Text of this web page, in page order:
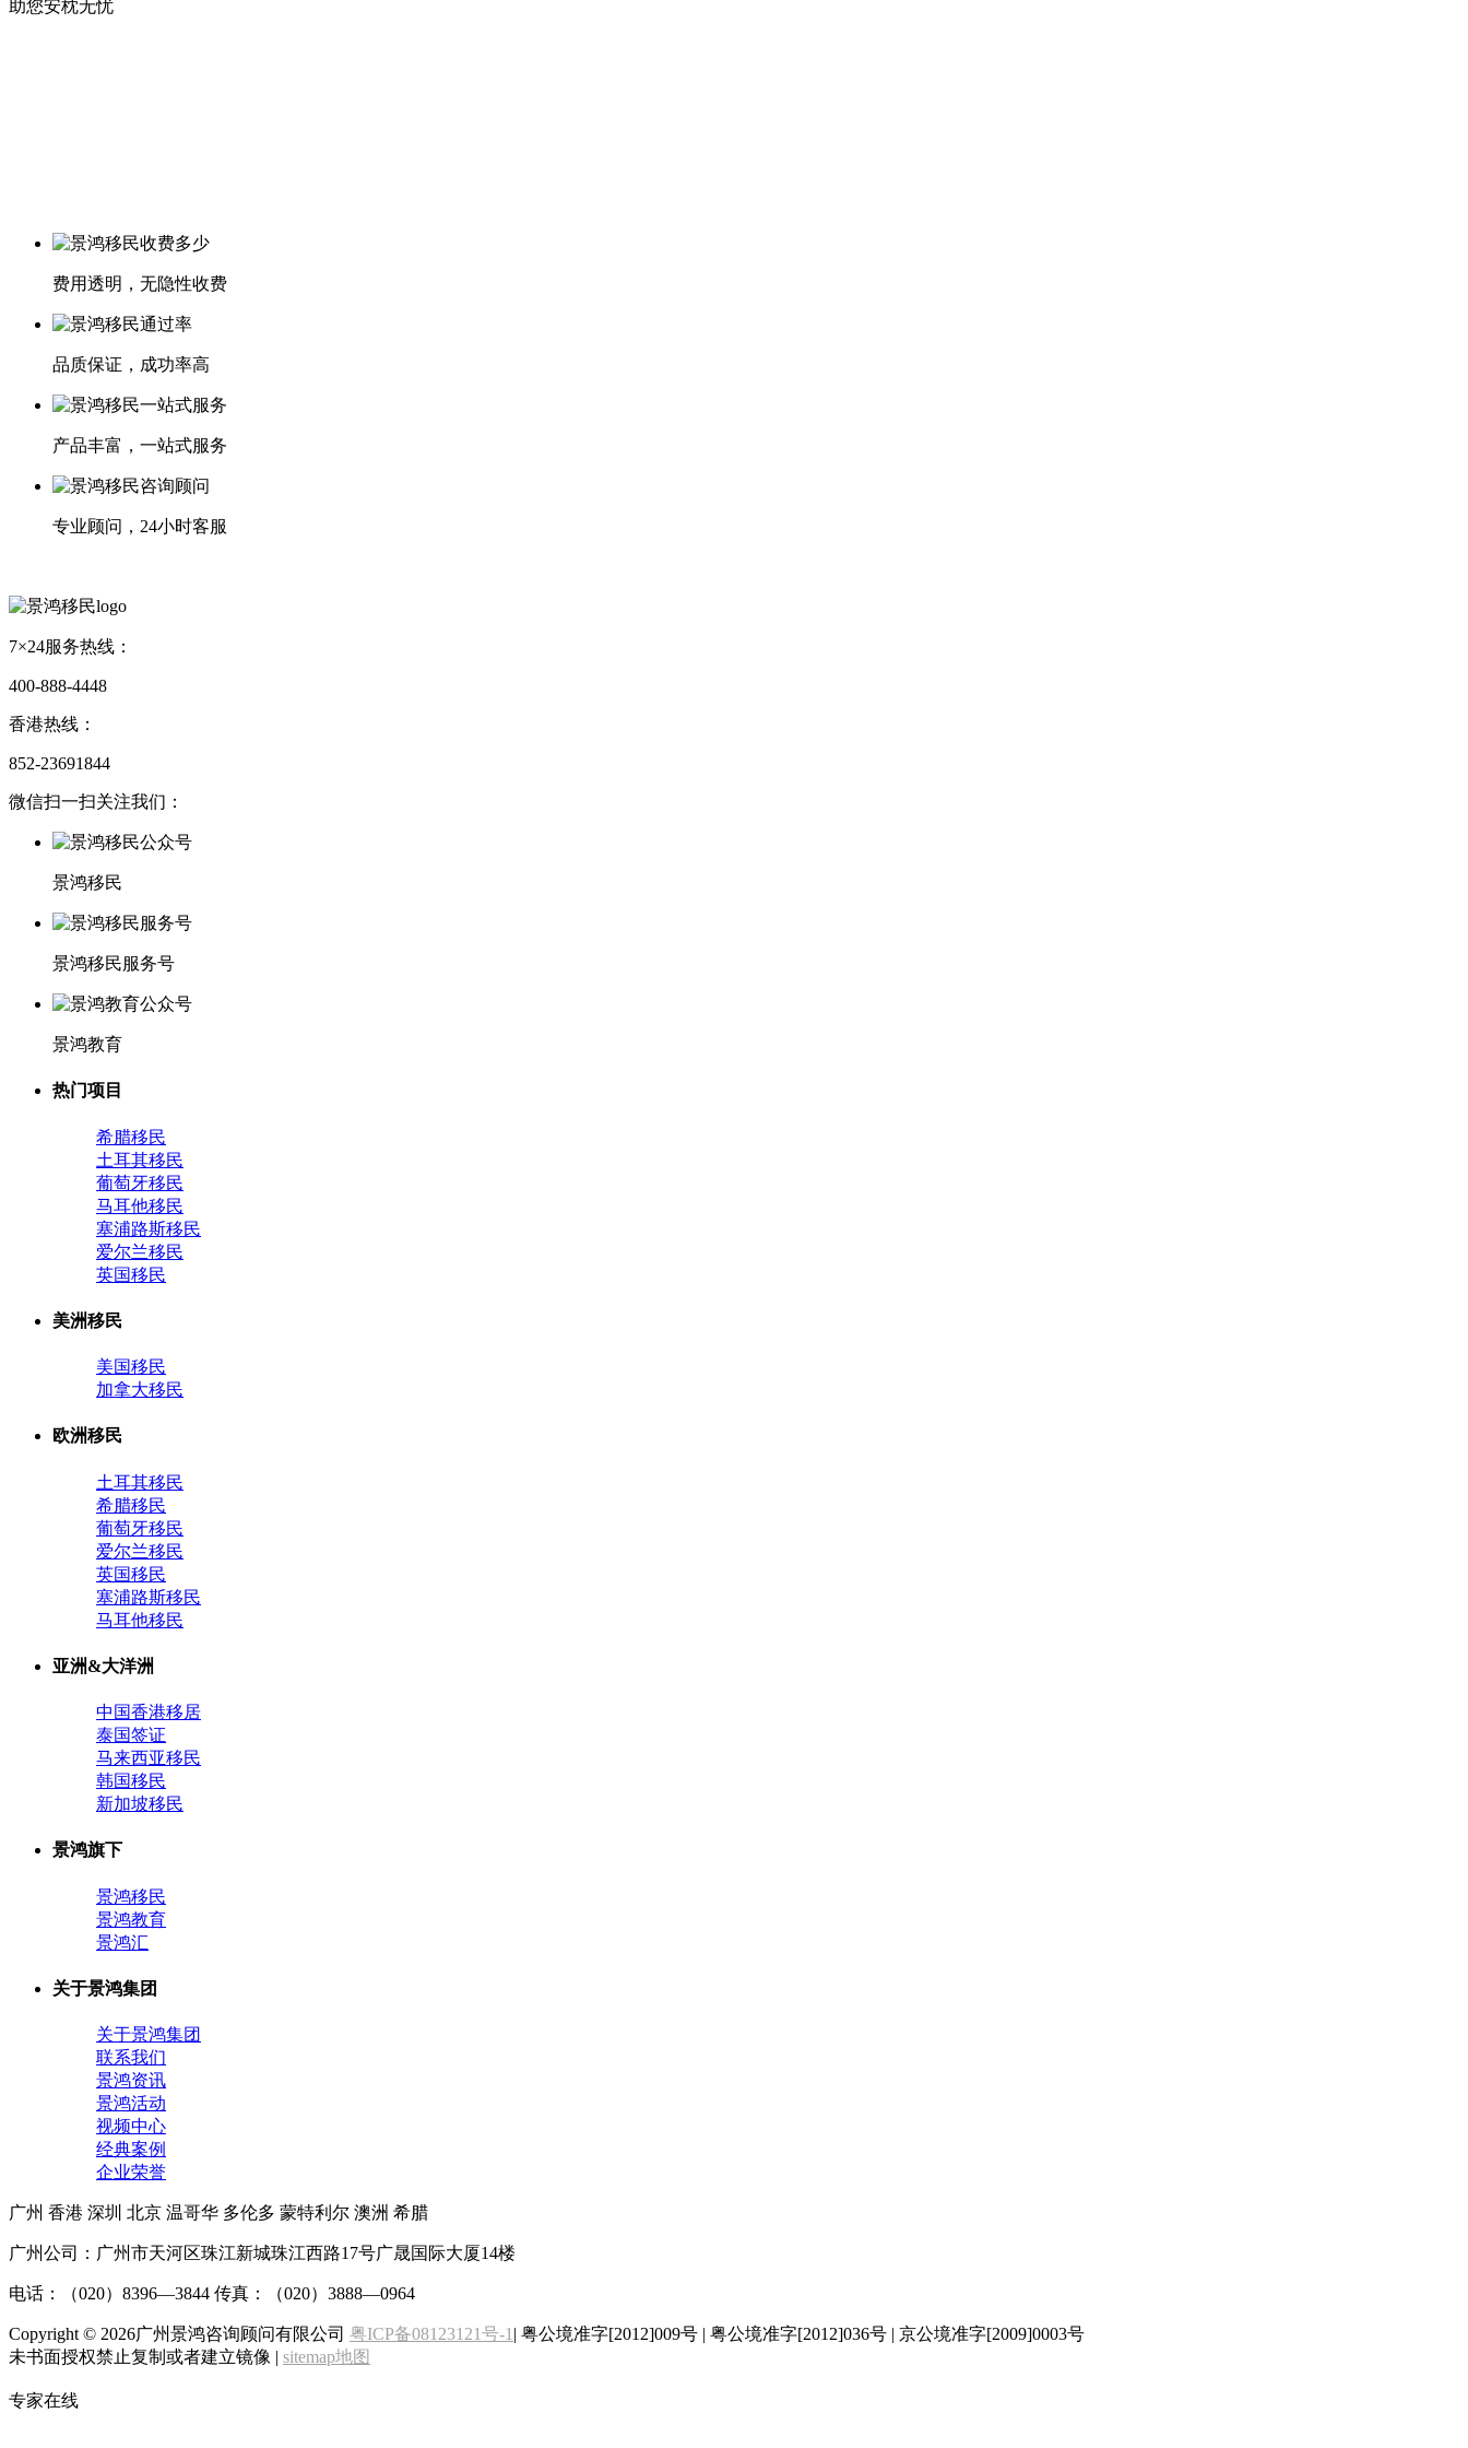
助您安枕无忧
费用透明，无隐性收费
品质保证，成功率高
产品丰富，一站式服务
专业顾问，24小时客服
7×24服务热线：
400-888-4448
香港热线：
852-23691844
微信扫一扫关注我们：
景鸿移民
景鸿移民服务号
景鸿教育
热门项目
希腊移民
土耳其移民
葡萄牙移民
马耳他移民
塞浦路斯移民
爱尔兰移民
英国移民
美洲移民
美国移民
加拿大移民
欧洲移民
土耳其移民
希腊移民
葡萄牙移民
爱尔兰移民
英国移民
塞浦路斯移民
马耳他移民
亚洲&大洋洲
中国香港移居
泰国签证
马来西亚移民
韩国移民
新加坡移民
景鸿旗下
景鸿移民
景鸿教育
景鸿汇
关于景鸿集团
关于景鸿集团
联系我们
景鸿资讯
景鸿活动
视频中心
经典案例
企业荣誉
广州 香港 深圳 北京 温哥华 多伦多 蒙特利尔 澳洲 希腊
广州公司：广州市天河区珠江新城珠江西路17号广晟国际大厦14楼
电话：（020）8396—3844 传真：（020）3888—0964
Copyright © 2026广州景鸿咨询顾问有限公司 粤ICP备08123121号-1 | 粤公境准字[2012]009号 | 粤公境准字[2012]036号 | 京公境准字[2009]0003号
未书面授权禁止复制或者建立镜像 | sitemap地图
专家在线